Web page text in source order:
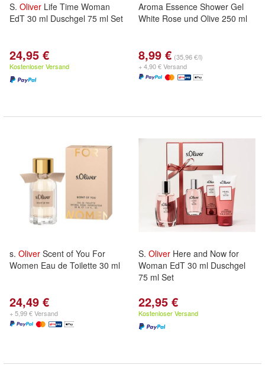
S. Oliver Life Time Woman
EdT 30 ml Duschgel 75 ml Set
24,95 €
Kostenloser Versand
Aroma Essence Shower Gel
White Rose und Olive 250 ml
8,99 € (35,96 €/l)
+ 4,90 € Versand
s. Oliver Scent of You For
Women Eau de Toilette 30 ml
24,49 €
+ 5,99 € Versand
S. Oliver Here and Now for
Woman EdT 30 ml Duschgel
75 ml Set
22,95 €
Kostenloser Versand